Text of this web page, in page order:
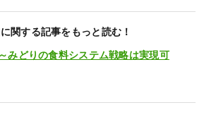
関する記事をもっと読む！
みどりの食料システム戦略は実現可